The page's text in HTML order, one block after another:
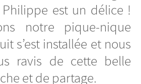
est un délice !
notre pique-nique
s’est installée et nous
ravis de cette belle
et de partage.